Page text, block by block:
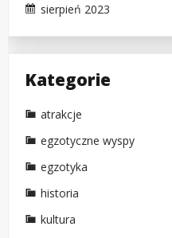
sierpień 2023
Kategorie
atrakcje
egzotyczne wyspy
egzotyka
historia
kultura